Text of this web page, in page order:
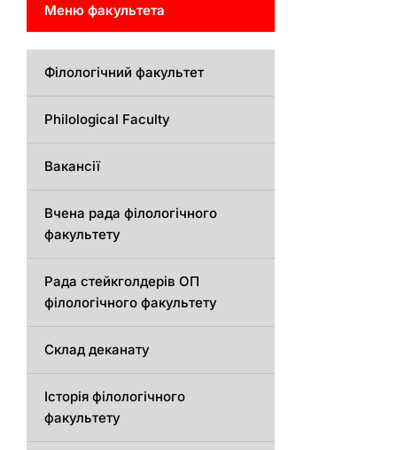
Меню факультета
Філологічний факультет
Philological Faculty
Вакансії
Вчена рада філологічного
факультету
Рада стейкголдерів ОП
філологічного факультету
Склад деканату
Історія філологічного
факультету